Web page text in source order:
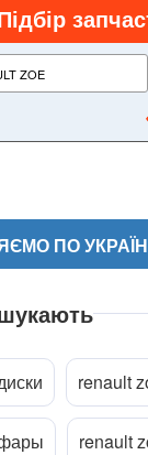
файл
ПО
renault
renault